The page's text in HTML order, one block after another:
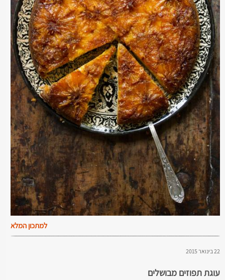
למתכון המלא
22 בינואר 2015
עוגת תפוזים מבושלים